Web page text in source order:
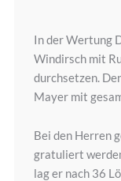
In der Wertung
Windirsch mit
durchsetzen.
Mayer mit
Bei den Herren
gratuliert
lag er nach 36